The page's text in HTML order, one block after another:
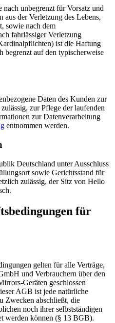
unbegrenzt für Vorsatz und
aus der Verletzung des Lebens,
sowie nach dem
fahrlässiger Verletzung
ist die Haftung
auf den typischerweise
Daten des Kunden zur
zur Pflege der laufenden
zur Datenverarbeitung
entnommen werden.
Deutschland unter Ausschluss
sowie Gerichtsstand für
zulässig, der Sitz von Hello
für
gelten für alle Verträge,
und Verbrauchern über den
Geräten geschlossen
AGB ist jede natürliche
Zwecken abschließt, die
noch ihrer selbstständigen
werden können (§ 13 BGB).